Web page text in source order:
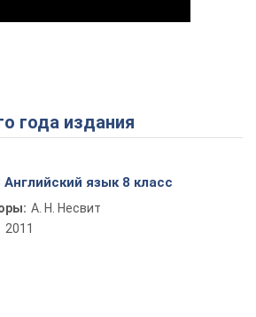
Play Video
года издания
язык 8 класс
А. Н. Несвит
2011